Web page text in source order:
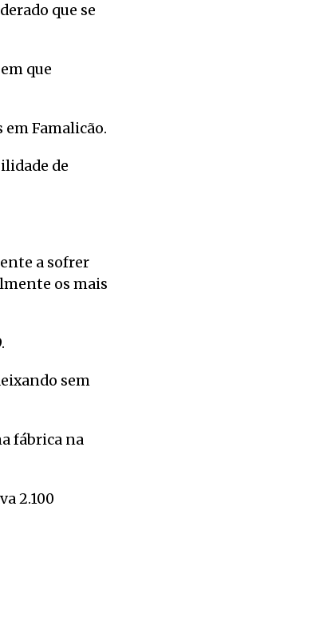
que se
que
Famalicão.
de
a sofrer
os mais
sem
fábrica na
2.100